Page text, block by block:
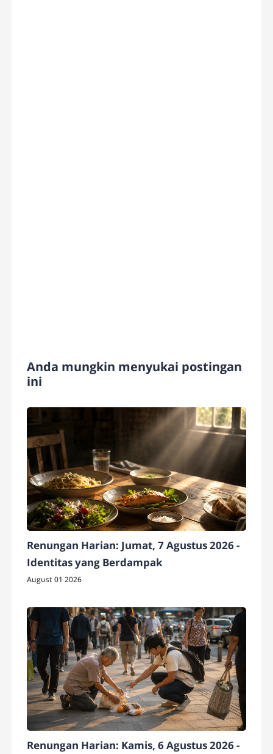
Anda mungkin menyukai postingan
ini
Renungan Harian: Jumat, 7 Agustus 2026 -
Identitas yang Berdampak
August 01 2026
Renungan Harian: Kamis, 6 Agustus 2026 -